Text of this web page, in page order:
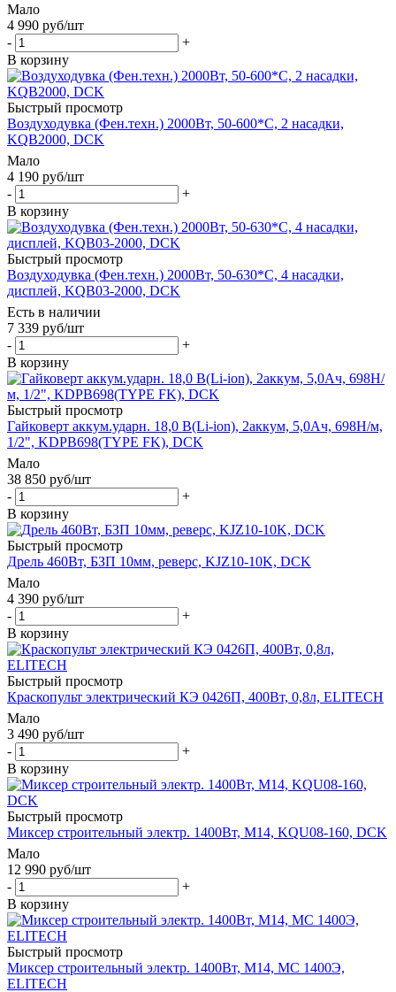
Мало
4 990 руб/шт
-
+
В корзину
Быстрый просмотр
Воздуходувка (Фен.техн.) 2000Вт, 50-600*С, 2 насадки,
KQB2000, DCK
Мало
4 190 руб/шт
-
+
В корзину
Быстрый просмотр
Воздуходувка (Фен.техн.) 2000Вт, 50-630*С, 4 насадки,
дисплей, KQB03-2000, DCK
Есть в наличии
7 339 руб/шт
-
+
В корзину
Быстрый просмотр
Гайковерт аккум.ударн. 18,0 В(Li-ion), 2аккум, 5,0Ач, 698Н/м,
1/2", KDPB698(TYPE FK), DCK
Мало
38 850 руб/шт
-
+
В корзину
Быстрый просмотр
Дрель 460Вт, БЗП 10мм, реверс, KJZ10-10K, DCK
Мало
4 390 руб/шт
-
+
В корзину
Быстрый просмотр
Краскопульт электрический КЭ 0426П, 400Вт, 0,8л, ELITECH
Мало
3 490 руб/шт
-
+
В корзину
Быстрый просмотр
Миксер строительный электр. 1400Вт, М14, KQU08-160, DCK
Мало
12 990 руб/шт
-
+
В корзину
Быстрый просмотр
Миксер строительный электр. 1400Вт, М14, МС 1400Э,
ELITECH